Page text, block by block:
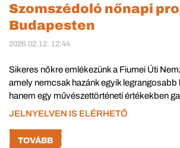
Szomszédoló nőnapi
Budapesten
2026.02.12. 12:44
Sikeres nőkre emlékezünk a Fiumei Úti
amely nemcsak hazánk egyik legrangosabb
hanem egy művészettörténeti értékekben
JELNYELVEN IS ELÉRHETŐ
TOVÁBB